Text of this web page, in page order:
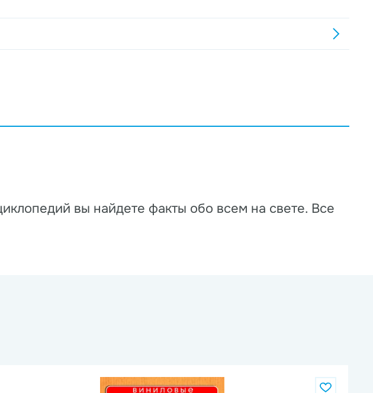
вы найдете факты обо всем на свете. Все